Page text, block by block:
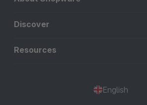
Discover
Resources
English